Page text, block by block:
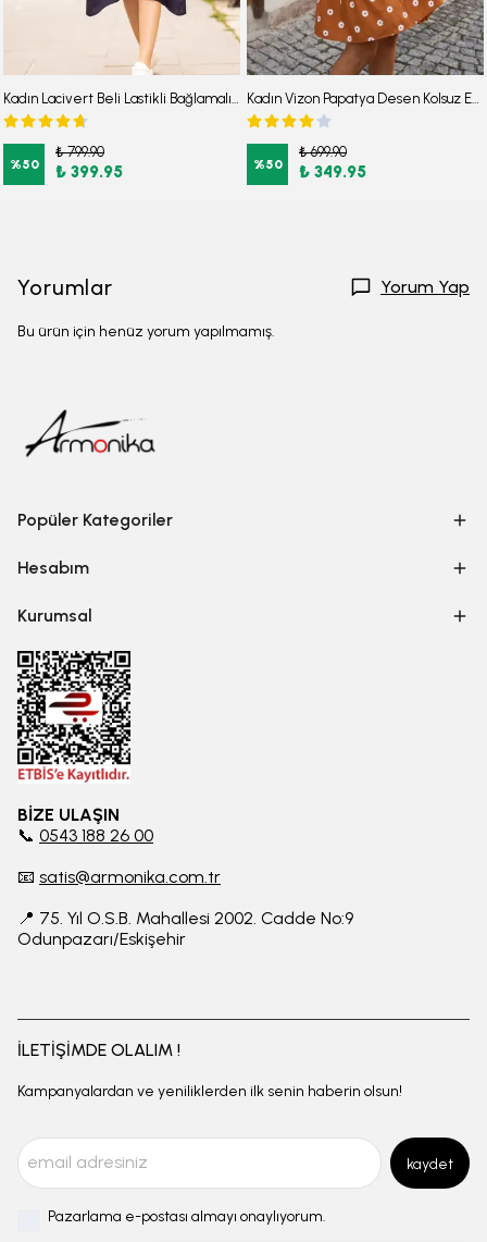
%50
₺ 799.90
₺ 399.95 %50
₺ 699.90
₺ 349.95
Yorumlar Yorum Yap
Bu ürün için henüz yorum yapılmamış.
Popüler Kategoriler
Hesabım
Kurumsal
BİZE ULAŞIN
📞 0543 188 26 00
📧 satis@armonika.com.tr
📍 75. Yıl O.S.B. Mahallesi 2002. Cadde No:9
Odunpazarı/Eskişehir
İLETİŞİMDE OLALIM !
Kampanyalardan ve yeniliklerden ilk senin haberin olsun!
kaydet
Pazarlama e-postası almayı onaylıyorum.